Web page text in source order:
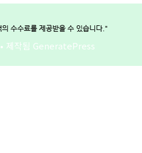
• 제작됨 GeneratePress